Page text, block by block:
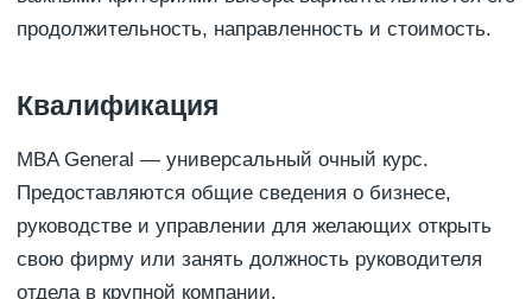
продолжительность, направленность и стоимость.
Квалификация
MBA General — универсальный очный курс.
Предоставляются общие сведения о бизнесе,
руководстве и управлении для желающих открыть
свою фирму или занять должность руководителя
отдела в крупной компании.